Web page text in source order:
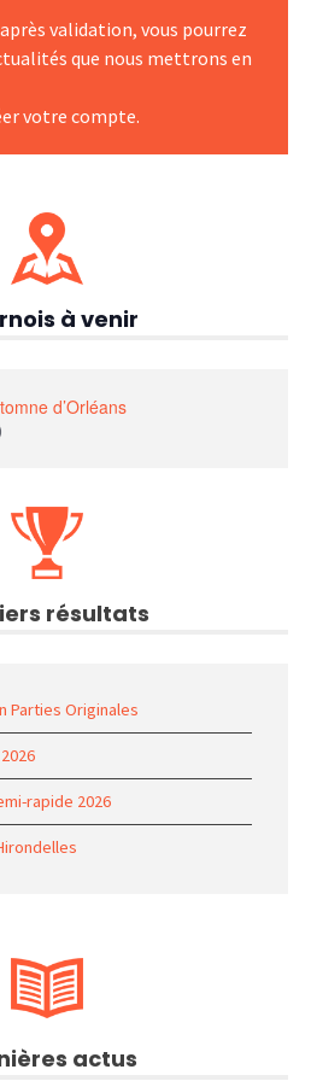
validation, vous pourrez
que nous mettrons en
votre compte.
à venir
d’Orléans
résultats
Parties Originales
rapide 2026
actus